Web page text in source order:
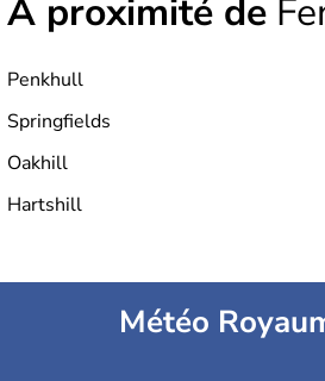
À proximité de
Penkhull
Springfields
Oakhill
Hartshill
Météo